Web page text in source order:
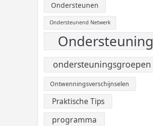
Ondersteunen
Ondersteunend Netwerk
Ondersteuning
ondersteuningsgroepen
Ontwenningsverschijnselen
Praktische Tips
programma